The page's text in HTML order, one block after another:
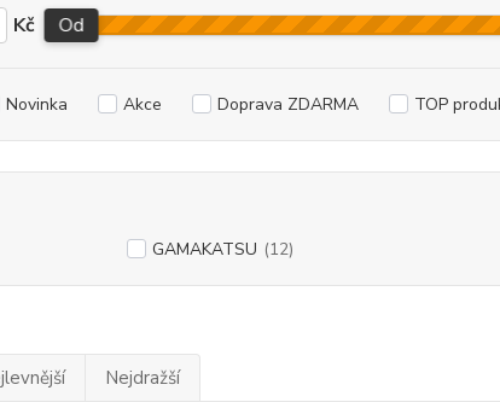
Kč Od
Novinka Akce Doprava ZDARMA TOP
GAMAKATSU (12)
Nejdražší